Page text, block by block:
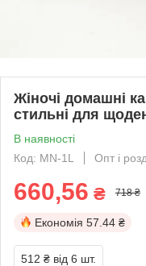
Жіночі домашні
стильні для
В наявності
Код: MN-1L
Опт і
660,56 ₴ 718 ₴
Економія 57.44 ₴
512 ₴ від 6 шт.